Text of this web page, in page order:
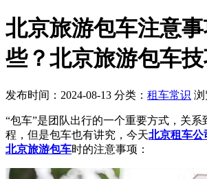
北京旅游包车注意
些？北京旅游包车
发布时间：2024-08-13 分类： 租车常识 浏
“包车”是团队出行的一个重要方式，关
程，但是包车也有讲究，今天北京租车公
北京旅游包车时的注意事项：